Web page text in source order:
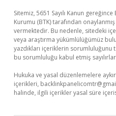
Sitemiz, 5651 Sayılı Kanun
Kurumu (BTK) tarafından
vermektedir. Bu nedenle, sitedeki
veya araştırma yükümlülüğümüz
yazdıkları içeriklerin sorumluluğunu
bu sorumluluğu kabul etmiş
Hukuka ve yasal düzenlemelere
içerikleri,
halinde, ilgili içerikler yasal süre